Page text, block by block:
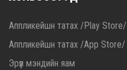
Аппликейшн татах /Play Store/
Аппликейшн татах /App Store/
Эрүүл мэндийн яам